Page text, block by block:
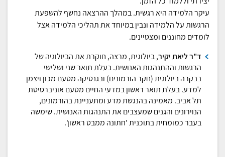
עיקר הלמידה היא רגשית. במהלך ההרצאה נחשף להשפעת
הרגשות על הלמידה ונבין במיוחד את תהליכי הלמידה אצל
לומדים מחוננים ומצטיינים.
ד"ר ליאת יקיר, ביולוגית, מרצה, חוקרת את הביולוגיה של
הרגשות וההתנהגות האנושית. בעלת תואר שני ושלישי
בבקרה ביולוגית (חקר הורמונים) ובגנטיקה מטעם מכון ויצמן
למדע. בעלת תואר ראשון במדעי החיים מטעם אוניברסיטת
תל אביב. מאמינה בהנגשת מדע ומתעניינת בהורמונים,
הנוירונים והגנים שמעצבים את התנהגות האנושית. שימשה
בעבר כמומחית בתוכנית 'חתונה ממבט ראשון'.